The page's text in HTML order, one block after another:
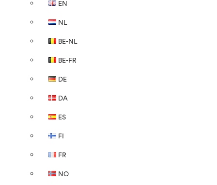
EN
NL
BE-NL
BE-FR
DE
DA
ES
FI
FR
NO